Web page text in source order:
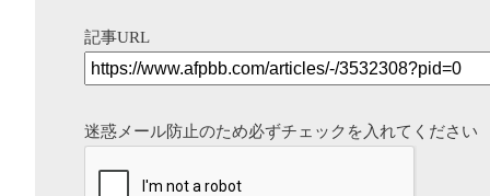
記事URL
迷惑メール防止のため必ずチェックを入れてください